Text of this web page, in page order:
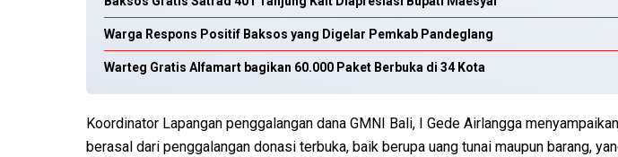
Warga Respons Positif Baksos yang Digelar Pemkab Pandeglang
Warteg Gratis Alfamart bagikan 60.000 Paket Berbuka di 34 Kota
Koordinator Lapangan penggalangan dana GMNI Bali, I Gede Airlangga
berasal dari penggalangan donasi terbuka, baik berupa uang tunai maupun barang,